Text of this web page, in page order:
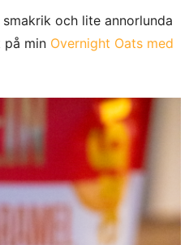
och lite annorlunda
på min Overnight Oats med